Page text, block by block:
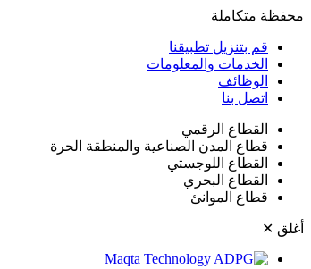
محفظة متكاملة
قم بتنزيل تطبيقنا
الخدمات والمعلومات
الوظائف
اتصل بنا
القطاع الرقمي
قطاع المدن الصناعية والمنطقة الحرة
القطاع اللوجستي
القطاع البحري
قطاع الموانئ
أغلق ✕